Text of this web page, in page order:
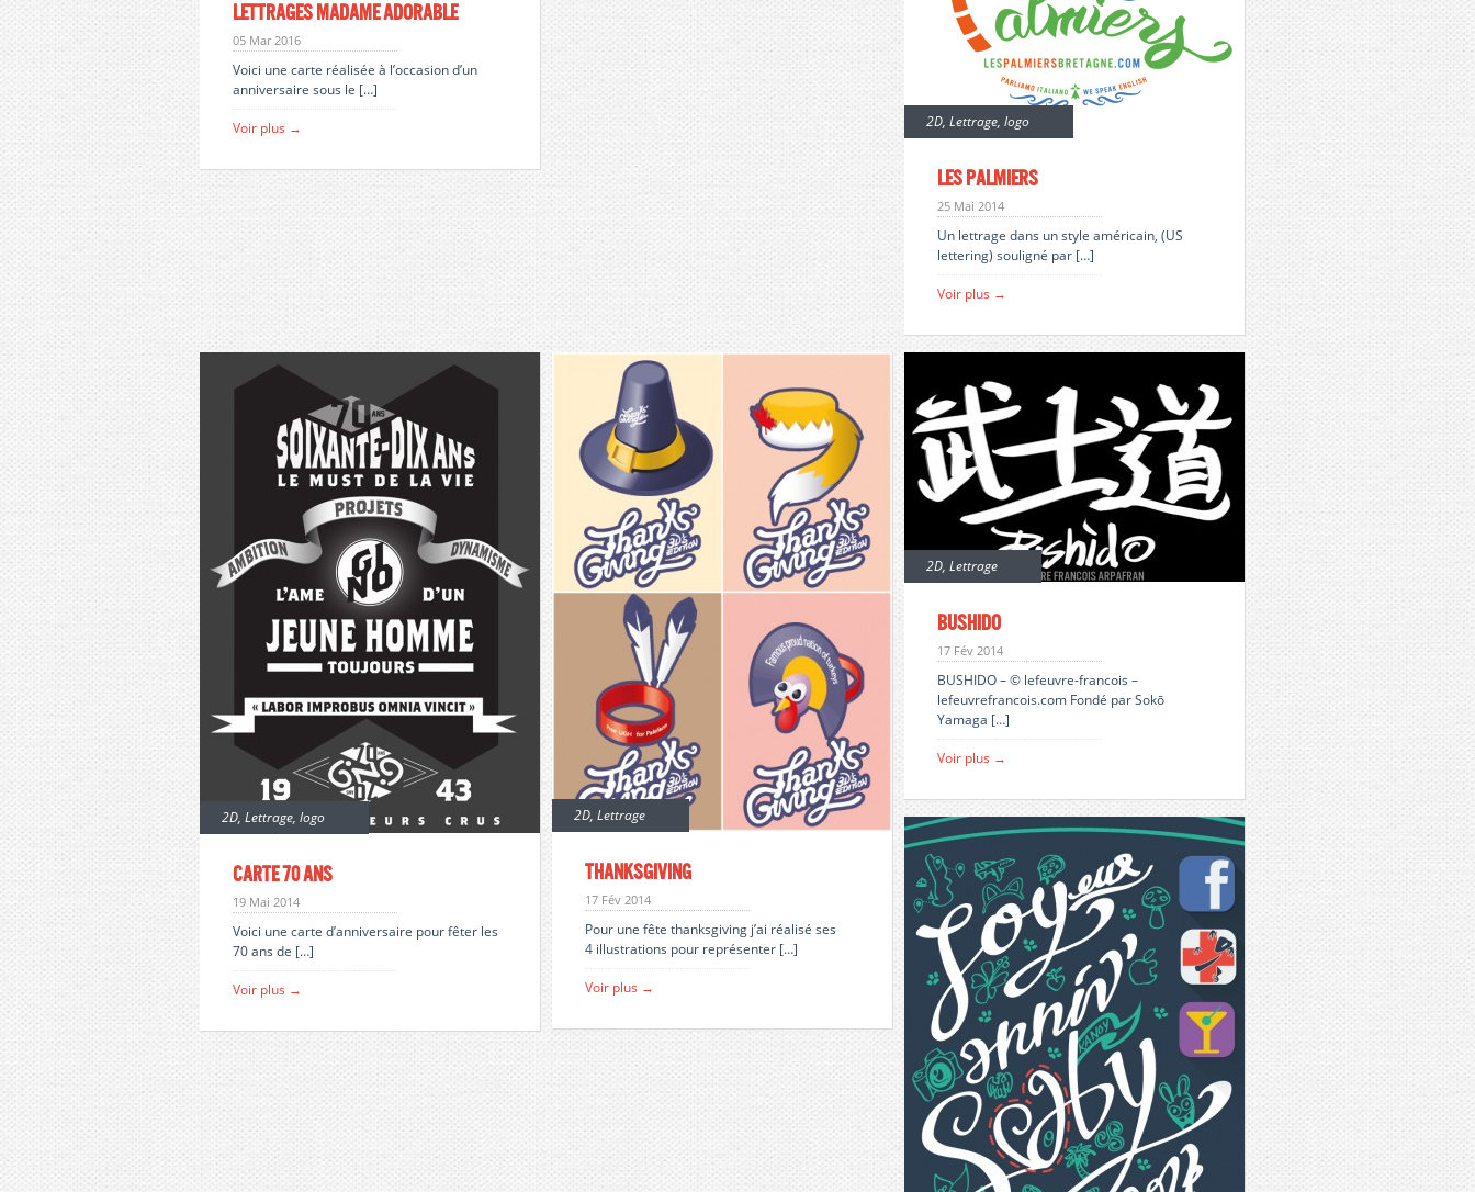
Lettrages Madame Adorable
05 Mar 2016
Voici une carte réalisée à l’occasion d’un
anniversaire sous le […]
Voir plus → 2D, Lettrage, logo
les palmiers
25 Mai 2014
Un lettrage dans un style américain, (US
lettering) souligné par […]
Voir plus →
2D, Lettrage, logo
Carte 70 ans
19 Mai 2014
Voici une carte d’anniversaire pour fêter les
70 ans de […]
Voir plus →
2D, Lettrage
Thanksgiving
17 Fév 2014
Pour une fête thanksgiving j’ai réalisé ses
4 illustrations pour représenter […]
Voir plus →
2D, Lettrage
Bushido
17 Fév 2014
BUSHIDO – © lefeuvre-francois –
lefeuvrefrancois.com Fondé par Sokō
Yamaga […]
Voir plus →